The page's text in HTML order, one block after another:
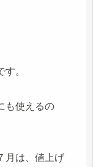
。
も使えるの
月は、値上げ